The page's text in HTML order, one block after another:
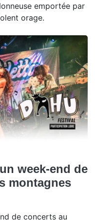
emportée par
orage.
week-end de
montagnes
de concerts au